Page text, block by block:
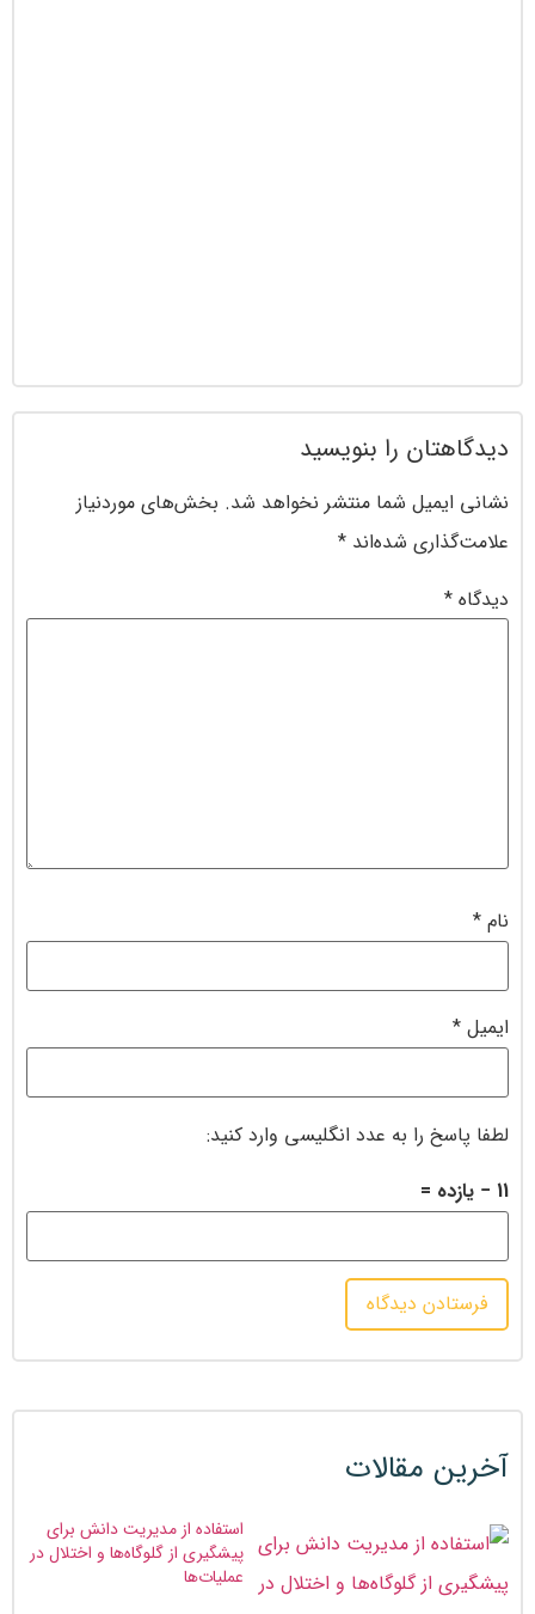
دیدگاهتان را بنویسید
نشانی ایمیل شما منتشر نخواهد شد. بخش‌های موردنیاز
علامت‌گذاری شده‌اند *
دیدگاه *
نام *
ایمیل *
لطفا پاسخ را به عدد انگلیسی وارد کنید:
11 − یازده =
آخرین مقالات
استفاده از مدیریت دانش برای
پیشگیری از گلوگاه‌ها و اختلال در
عملیات‌ها